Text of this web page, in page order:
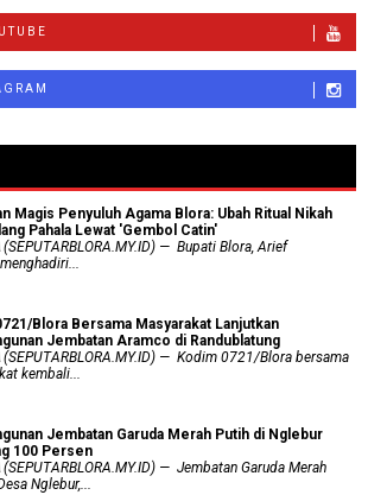
Magis Penyuluh Agama Blora: Ubah Ritual Nikah
Pahala Lewat 'Gembol Catin'
— Bupati Blora, Arief
Blora Bersama Masyarakat Lanjutkan
Jembatan Aramco di Randublatung
— Kodim 0721/Blora bersama
kembali...
Jembatan Garuda Merah Putih di Nglebur
100 Persen
— Jembatan Garuda Merah
Nglebur,...